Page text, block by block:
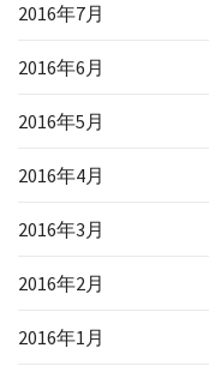
2016年7月
2016年6月
2016年5月
2016年4月
2016年3月
2016年2月
2016年1月